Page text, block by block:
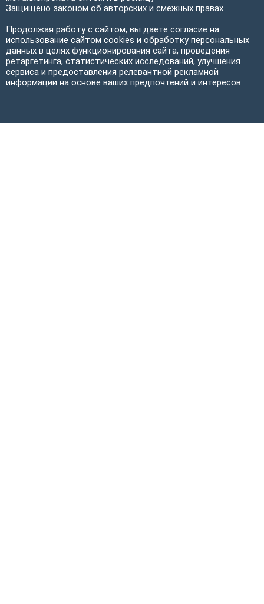
Защищено законом об авторских и смежных правах
Продолжая работу с сайтом, вы даете согласие на
использование сайтом cookies и обработку персональных
данных в целях функционирования сайта, проведения
ретаргетинга, статистических исследований, улучшения
сервиса и предоставления релевантной рекламной
информации на основе ваших предпочтений и интересов.